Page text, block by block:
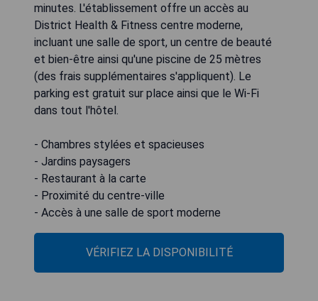
minutes. L'établissement offre un accès au
District Health & Fitness centre moderne,
incluant une salle de sport, un centre de beauté
et bien-être ainsi qu'une piscine de 25 mètres
(des frais supplémentaires s'appliquent). Le
parking est gratuit sur place ainsi que le Wi-Fi
dans tout l'hôtel.
- Chambres stylées et spacieuses
- Jardins paysagers
- Restaurant à la carte
- Proximité du centre-ville
- Accès à une salle de sport moderne
VÉRIFIEZ LA DISPONIBILITÉ